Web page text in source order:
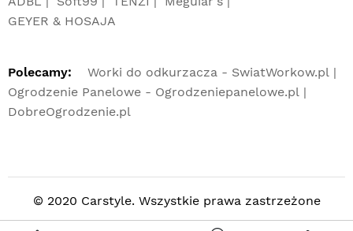
GEYER & HOSAJA
Polecamy:
Worki do odkurzacza - SwiatWorkow.pl
Ogrodzenie Panelowe - Ogrodzeniepanelowe.pl
DobreOgrodzenie.pl
© 2020 Carstyle. Wszystkie prawa zastrzeżone